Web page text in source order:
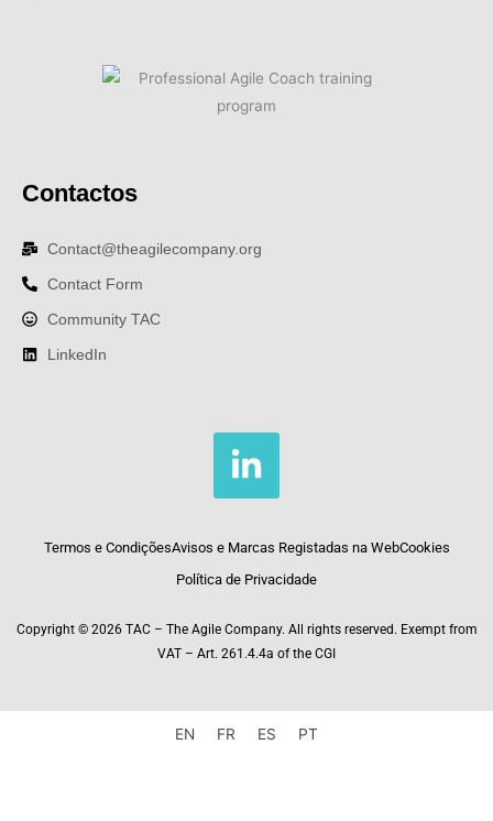
Contactos
Contact@theagilecompany.org
Contact Form
Community TAC
LinkedIn
L
i
k
e
i
-
Termos e CondiçõesAvisos e Marcas Registadas na WebCookies
Política de Privacidade
Copyright © 2026 TAC – The Agile Company. All rights reserved. Exempt from
VAT – Art. 261.4.4a of the CGI
EN FR ES PT